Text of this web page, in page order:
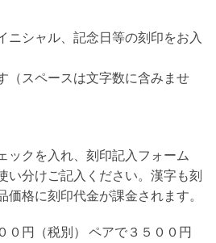
ニシャル、記念日等の刻印をお入
（スペースは文字数に含みませ
ックを入れ、刻印記入フォーム
い分けご記入ください。漢字も刻
価格に刻印代金が課金されます。
円（税別） ペアで３５００円